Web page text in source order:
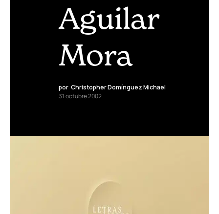
Aguilar
Mora
por Christopher Domínguez Michael
31 octubre 2002